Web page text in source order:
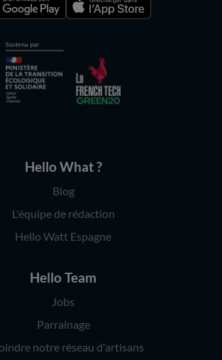
Hello What ?
Blog
L'équipe de rédaction
Hello Watt Espagne
Hello Team
Jobs
Parrainage
notre réseau d'artisans